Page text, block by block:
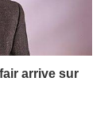
arrive sur